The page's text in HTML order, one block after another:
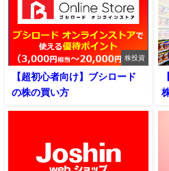
株投資
【超初心者向け】ブシロード
の株の買い方